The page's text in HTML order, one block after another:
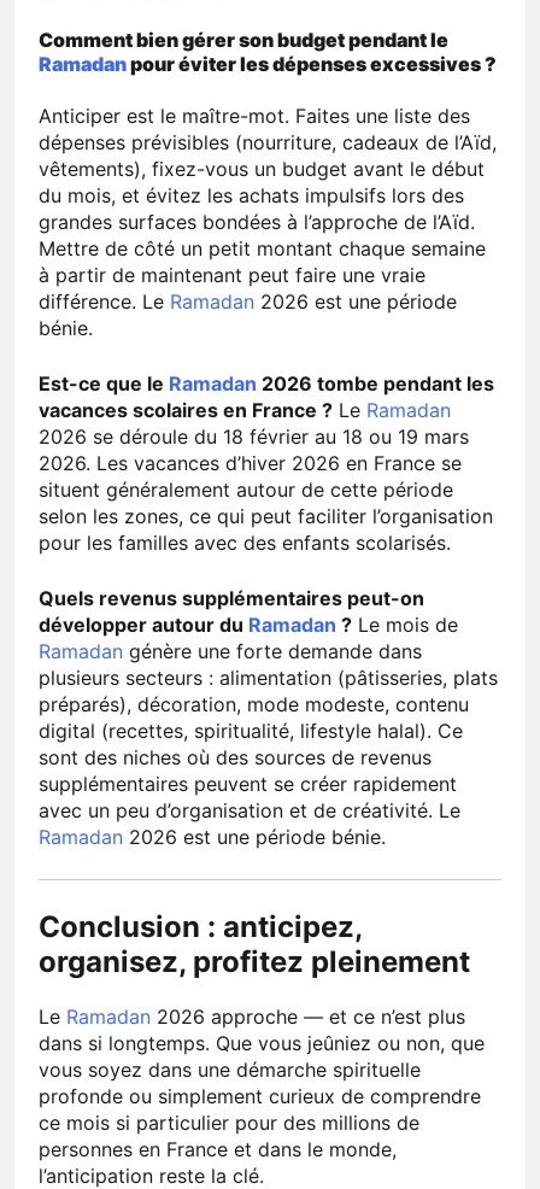
Comment bien gérer son budget pendant le
Ramadanpour éviter les dépenses excessives ?
Anticiper est le maître-mot. Faites une liste des
dépenses prévisibles (nourriture, cadeaux de l’Aïd,
vêtements), fixez-vous un budget avant le début
du mois, et évitez les achats impulsifs lors des
grandes surfaces bondées à l’approche de l’Aïd.
Mettre de côté un petit montant chaque semaine
à partir de maintenant peut faire une vraie
différence. Le Ramadan 2026 est une période
bénie.
Est-ce que le Ramadan 2026 tombe pendant les
vacances scolaires en France ? Le Ramadan
2026 se déroule du 18 février au 18 ou 19 mars
2026. Les vacances d’hiver 2026 en France se
situent généralement autour de cette période
selon les zones, ce qui peut faciliter l’organisation
pour les familles avec des enfants scolarisés.
Quels revenus supplémentaires peut-on
développer autour du Ramadan ? Le mois de
Ramadan génère une forte demande dans
plusieurs secteurs : alimentation (pâtisseries, plats
préparés), décoration, mode modeste, contenu
digital (recettes, spiritualité, lifestyle halal). Ce
sont des niches où des sources de revenus
supplémentaires peuvent se créer rapidement
avec un peu d’organisation et de créativité. Le
Ramadan 2026 est une période bénie.
Conclusion : anticipez,
organisez, profitez pleinement
Le Ramadan 2026 approche — et ce n’est plus
dans si longtemps. Que vous jeûniez ou non, que
vous soyez dans une démarche spirituelle
profonde ou simplement curieux de comprendre
ce mois si particulier pour des millions de
personnes en France et dans le monde,
l’anticipation reste la clé.